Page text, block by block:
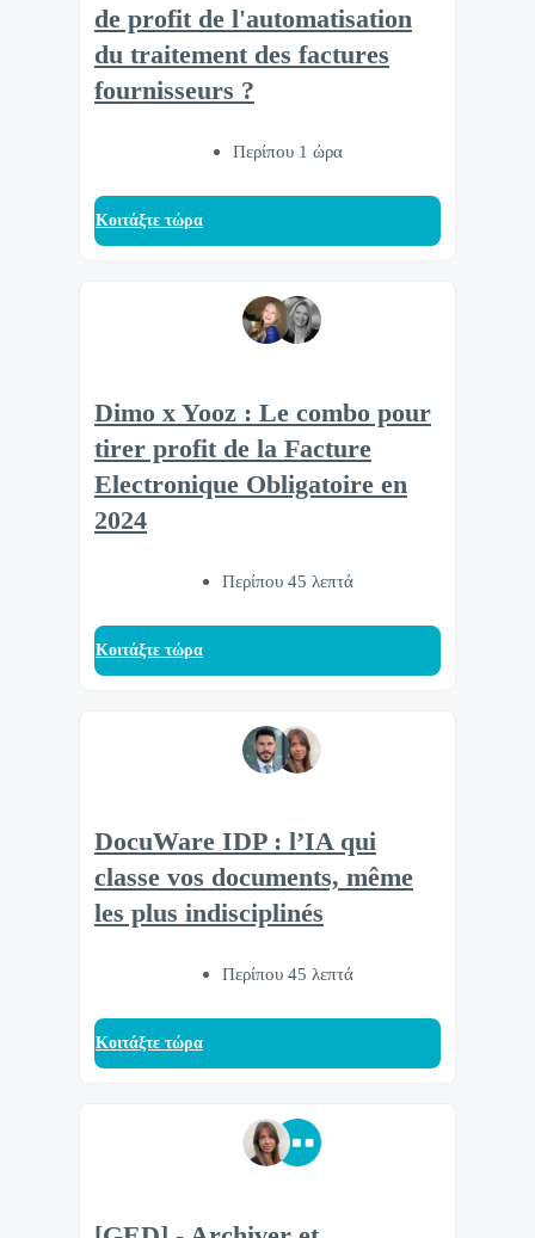
de profit de l'automatisation
du traitement des factures
fournisseurs ?
Περίπου 1 ώρα
Κοιτάξτε τώρα
Dimo x Yooz : Le combo pour
tirer profit de la Facture
Electronique Obligatoire en
2024
Περίπου 45 λεπτά
Κοιτάξτε τώρα
DocuWare IDP : l’IA qui
classe vos documents, même
les plus indisciplinés
Περίπου 45 λεπτά
Κοιτάξτε τώρα